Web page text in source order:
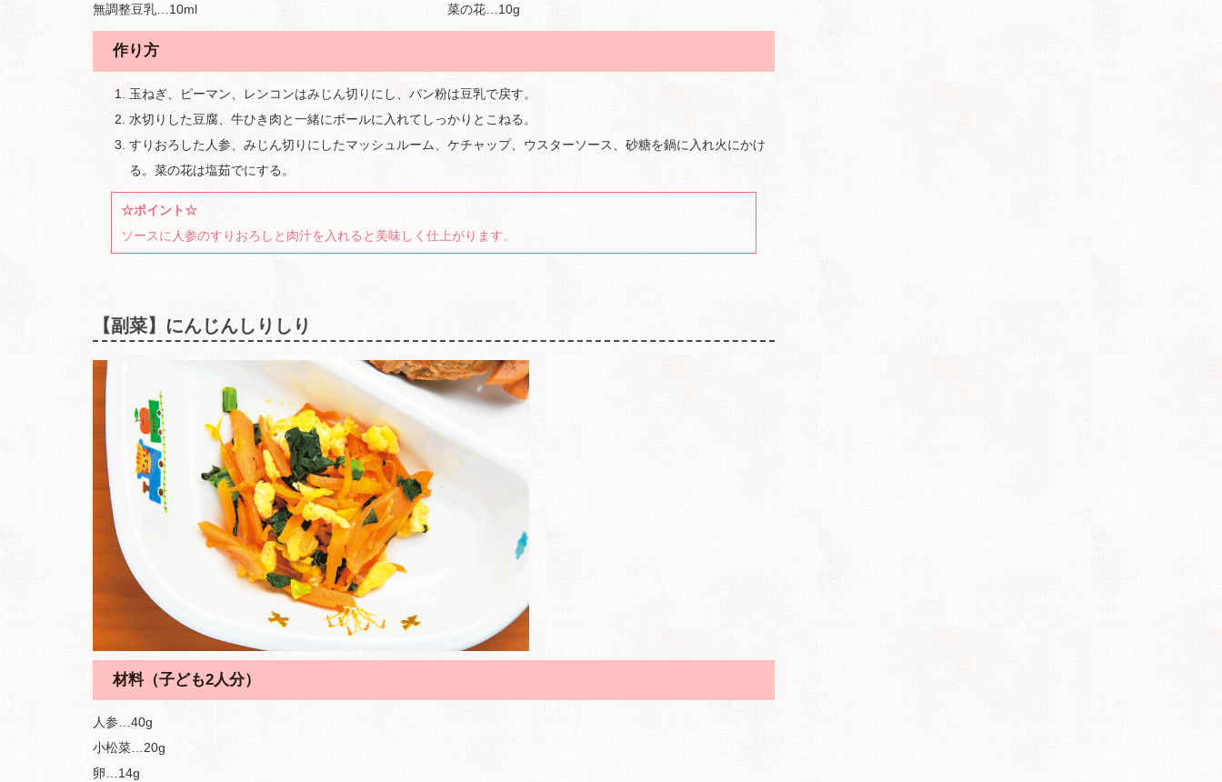
無調整豆乳…10ml
菜の花…10g
作り方
玉ねぎ、ピーマン、レンコンはみじん切りにし、パン粉は豆乳で戻す。
水切りした豆腐、牛ひき肉と一緒にボールに入れてしっかりとこねる。
すりおろした人参、みじん切りにしたマッシュルーム、ケチャップ、ウスターソース、砂糖を鍋に入れ火にかけ
る。菜の花は塩茹でにする。
☆ポイント☆
ソースに人参のすりおろしと肉汁を入れると美味しく仕上がります。
【副菜】にんじんしりしり
材料（子ども2人分）
人参…40g
小松菜…20g
卵…14g